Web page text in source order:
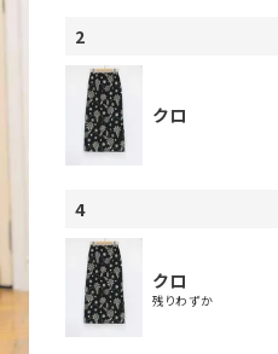
ピヤス・イヤリング
定番品
2
クロ
4
クロ
残りわずか